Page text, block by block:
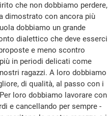
che non dobbiamo perdere,
dimostrato con ancora più
dobbiamo un grande
dialettico che deve esserci
e meno scontro
in periodi delicati come
ragazzi. A loro dobbiamo
di qualità, al passo con i
loro dobbiamo lavorare con
e cancellando per sempre -